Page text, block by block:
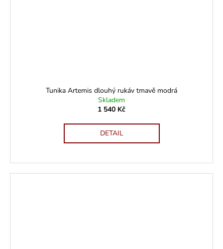
Tunika Artemis dlouhý rukáv tmavě modrá
Skladem
1 540 Kč
DETAIL